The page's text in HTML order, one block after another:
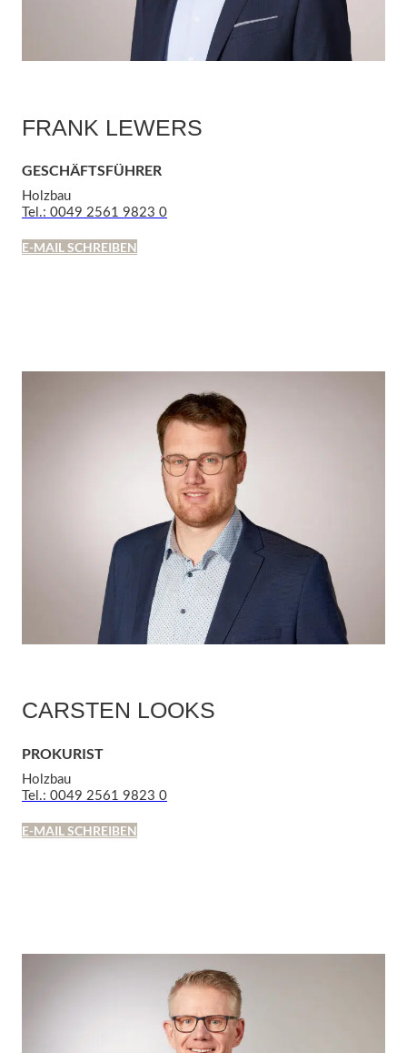
FRANK LEWERS
GESCHÄFTSFÜHRER
Holzbau
Tel.: 0049 2561 9823 0
E-MAIL SCHREIBEN
CARSTEN LOOKS
PROKURIST
Holzbau
Tel.: 0049 2561 9823 0
E-MAIL SCHREIBEN